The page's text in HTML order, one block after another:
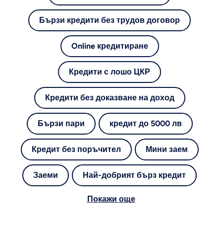
Бързи кредити без трудов договор
Online кредитиране
Кредити с лошо ЦКР
Кредити без доказване на доход
Бързи пари кредит до 5000 лв
Кредит без поръчител Мини заем
Заеми Най-добрият бърз кредит
Покажи още